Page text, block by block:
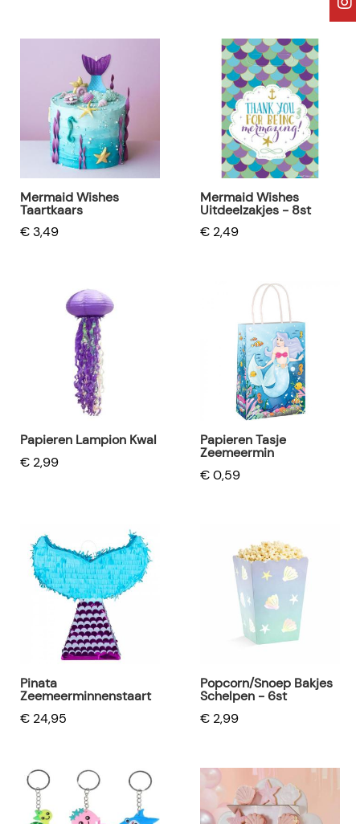
Mermaid Wishes
Taartkaars
€ 3,49
Mermaid Wishes
Uitdeelzakjes - 8st
€ 2,49
Papieren Lampion Kwal
€ 2,99
Papieren Tasje
Zeemeermin
€ 0,59
Pinata
Zeemeerminnenstaart
€ 24,95
Popcorn/Snoep Bakjes
Schelpen - 6st
€ 2,99